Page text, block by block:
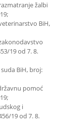
žalbi
BiH,
19 od 7. 8.
BiH, broj:
pomoć
i
19 od 7. 8.